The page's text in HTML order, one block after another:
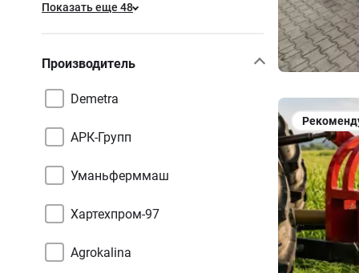
Показать еще 48
Производитель
Demetra
АРК-Групп
Уманьферммаш
Хартехпром-97
Agrokalina